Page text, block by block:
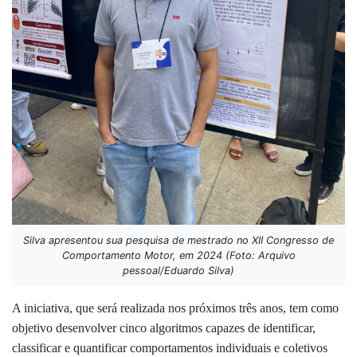
Silva apresentou sua pesquisa de mestrado no XII Congresso de
Comportamento Motor, em 2024 (Foto: Arquivo
pessoal/Eduardo Silva)
A iniciativa, que será realizada nos próximos três anos, tem como
objetivo desenvolver cinco algoritmos capazes de identificar,
classificar e quantificar comportamentos individuais e coletivos